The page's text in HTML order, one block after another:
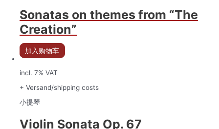
Sonatas on themes from “The
Creation”
加入购物车
incl. 7% VAT
+ Versand/shipping costs
小提琴
Violin Sonata Op. 67